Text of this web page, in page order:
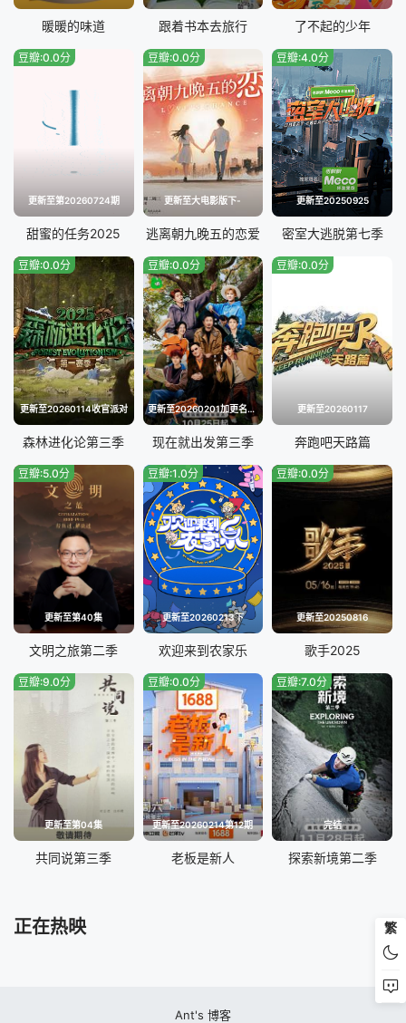
20240208 20240212
20240214
20240216
20240222
20240226
20240227 20240228
20240229 20240301
20240304 20240305
20240306 20240307
20240308
20240312 20240313
20240315
20240318
20240320 20240321
20240325
20240326 20240327
20240328 20240329
20240401 20240402
20240403 20240404
20240405 20240408
20240410 20240411
暖暖的味道 跟着书本去旅行 了不起的少年
更新至第20260724期
豆瓣:0.0分
甜蜜的任务2025
更新至大电影版下-
豆瓣:0.0分
逃离朝九晚五的恋爱
更新至20250925
豆瓣:4.0分
密室大逃脱第七季
更新至20260114收官派对
豆瓣:0.0分
森林进化论第三季
更新至20260201加更名场面特辑
豆瓣:0.0分
现在就出发第三季
更新至20260117
豆瓣:0.0分
奔跑吧天路篇
更新至第40集
豆瓣:5.0分
文明之旅第二季
更新至20260213下
豆瓣:1.0分
欢迎来到农家乐
更新至20250816
豆瓣:0.0分
歌手2025
更新至第04集
豆瓣:9.0分
共同说第三季
更新至20260214第12期
豆瓣:0.0分
老板是新人
完结
豆瓣:7.0分
探索新境第二季
正在热映 繁
Ant's 博客